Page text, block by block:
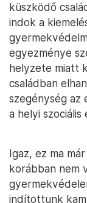
küszködő
indok a
egyezménye
helyzete miatt
családban
szegénység
a helyi szociális
Igaz, ez ma
korábban nem
indítottunk